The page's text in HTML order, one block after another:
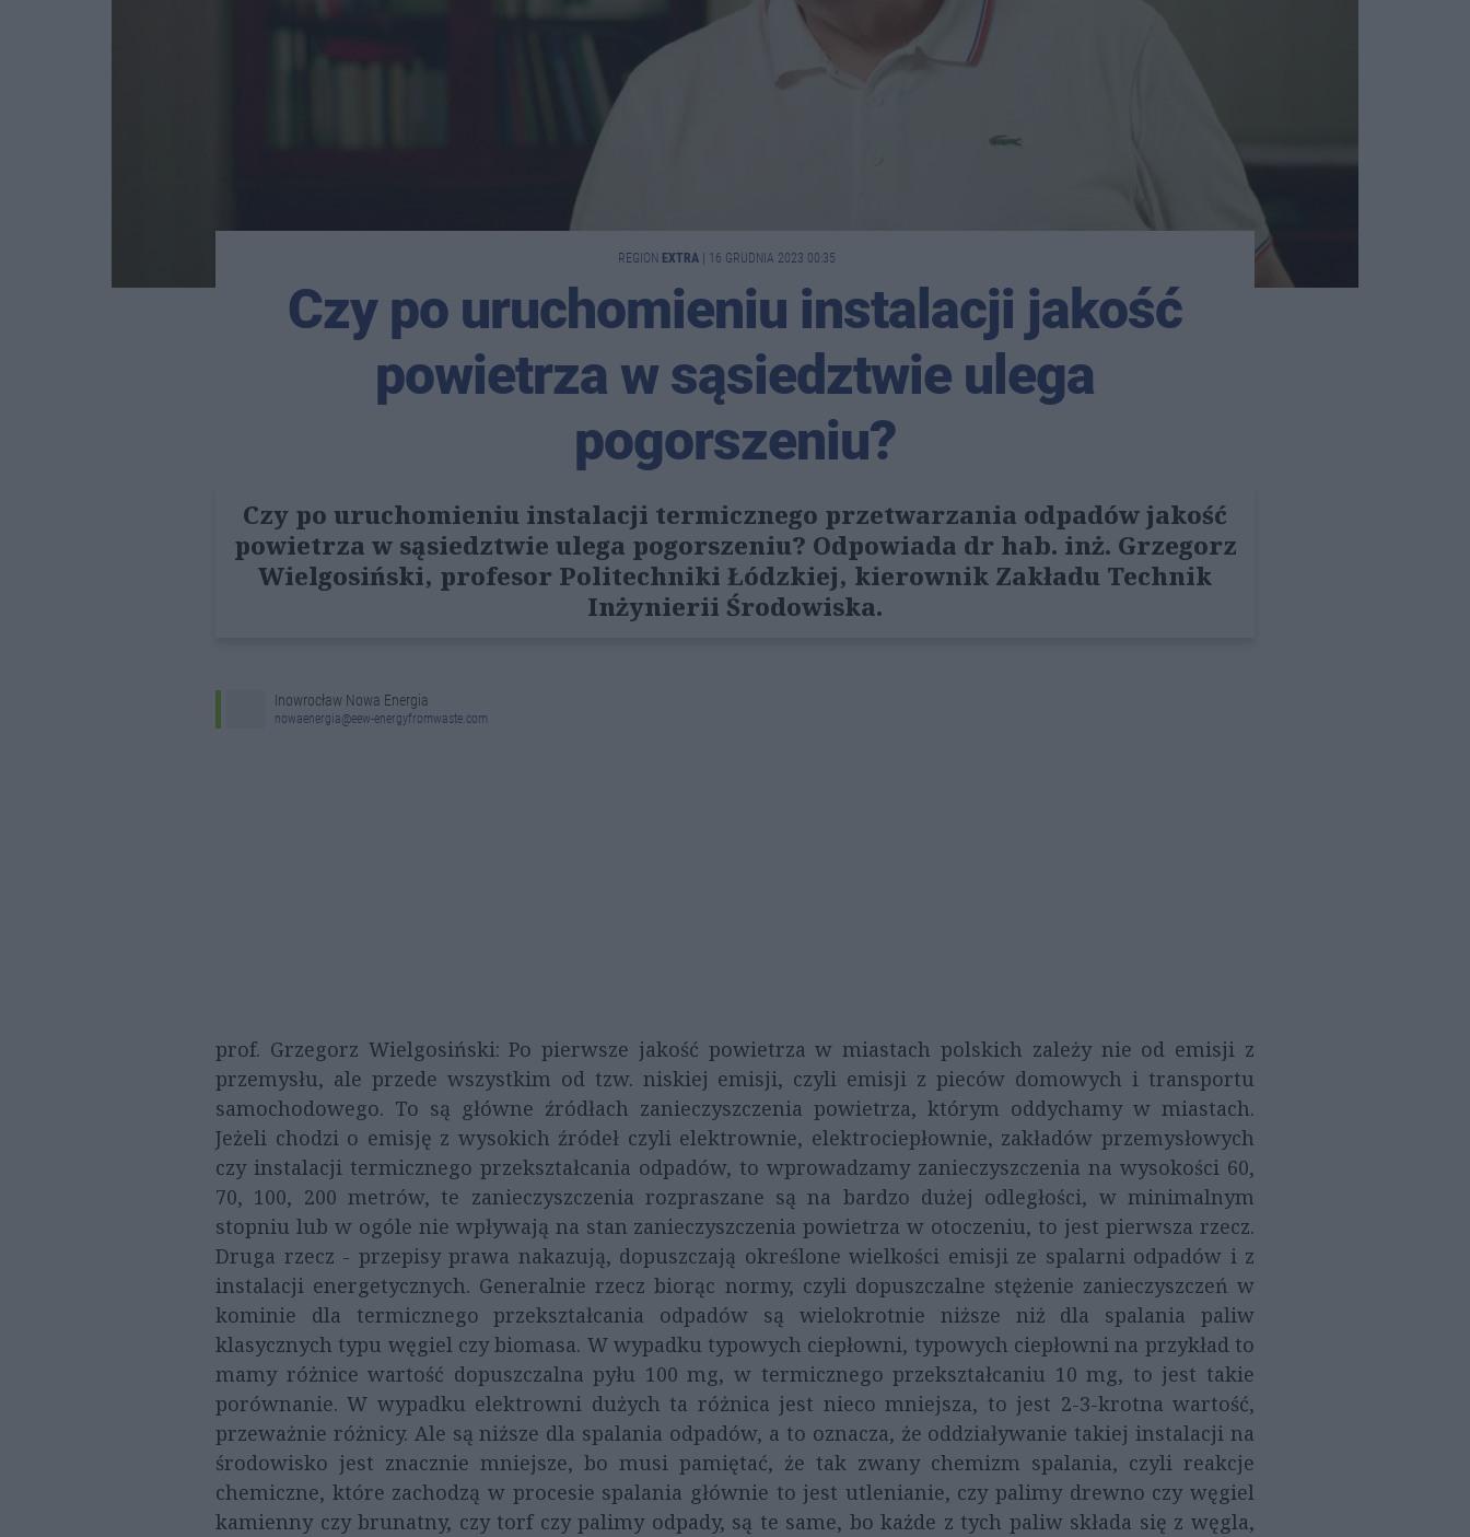
REGION EXTRA 16 GRUDNIA 2023 00:35
Czy po uruchomieniu instalacji jakość
powietrza w sąsiedztwie ulega
pogorszeniu?
Czy po uruchomieniu instalacji termicznego przetwarzania odpadów jakość
powietrza w sąsiedztwie ulega pogorszeniu? Odpowiada dr hab. inż. Grzegorz
Wielgosiński, profesor Politechniki Łódzkiej, kierownik Zakładu Technik
Inżynierii Środowiska.
Inowrocław Nowa Energia
nowaenergia@eew-energyfromwaste.com
prof. Grzegorz Wielgosiński: Po pierwsze jakość powietrza w miastach polskich zależy nie od emisji z
przemysłu, ale przede wszystkim od tzw. niskiej emisji, czyli emisji z pieców domowych i transportu
samochodowego. To są główne źródłach zanieczyszczenia powietrza, którym oddychamy w miastach.
Jeżeli chodzi o emisję z wysokich źródeł czyli elektrownie, elektrociepłownie, zakładów przemysłowych
czy instalacji termicznego przekształcania odpadów, to wprowadzamy zanieczyszczenia na wysokości 60,
70, 100, 200 metrów, te zanieczyszczenia rozpraszane są na bardzo dużej odległości, w minimalnym
stopniu lub w ogóle nie wpływają na stan zanieczyszczenia powietrza w otoczeniu, to jest pierwsza rzecz.
Druga rzecz - przepisy prawa nakazują, dopuszczają określone wielkości emisji ze spalarni odpadów i z
instalacji energetycznych. Generalnie rzecz biorąc normy, czyli dopuszczalne stężenie zanieczyszczeń w
kominie dla termicznego przekształcania odpadów są wielokrotnie niższe niż dla spalania paliw
klasycznych typu węgiel czy biomasa. W wypadku typowych ciepłowni, typowych ciepłowni na przykład to
mamy różnice wartość dopuszczalna pyłu 100 mg, w termicznego przekształcaniu 10 mg, to jest takie
porównanie. W wypadku elektrowni dużych ta różnica jest nieco mniejsza, to jest 2-3-krotna wartość,
przeważnie różnicy. Ale są niższe dla spalania odpadów, a to oznacza, że oddziaływanie takiej instalacji na
środowisko jest znacznie mniejsze, bo musi pamiętać, że tak zwany chemizm spalania, czyli reakcje
chemiczne, które zachodzą w procesie spalania głównie to jest utlenianie, czy palimy drewno czy węgiel
kamienny czy brunatny, czy torf czy palimy odpady, są te same, bo każde z tych paliw składa się z węgla,